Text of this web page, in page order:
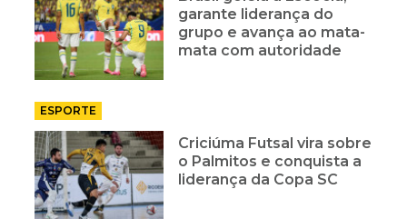
garante liderança do
grupo e avança ao mata-
mata com autoridade
ESPORTE
Criciúma Futsal vira sobre
o Palmitos e conquista a
liderança da Copa SC